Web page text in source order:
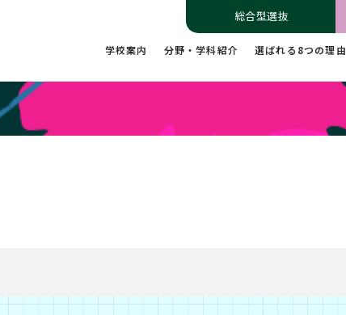
総合型選抜
学校案内 分野・学科紹介 選ばれる8つの理由